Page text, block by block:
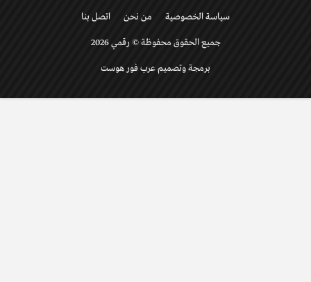
سياسة الخصوصية من نحن اتصل بنا
جميع الحقوق محفوظة © رقمي 2026
برمجة وتصميم عرب فور هوست